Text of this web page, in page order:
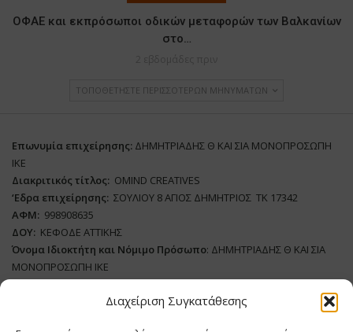
Διαχείριση Συγκατάθεσης
ΟΦΑΕ και εκπρόσωποι οδικών μεταφορών των Βαλκανίων
στο…
ΤΟΠΟΘΕΤΉΣΤΕ ΠΕΡΙΣΣΌΤΕΡΩΝ ΜΗΝΥΜΆΤΩΝ
Επωνυμία επιχείρησης: ΔΗΜΗΤΡΙΑΔΗΣ Θ ΚΑΙ ΣΙΑ ΜΟΝΟΠΡΟΣΩΠΗ
ΙΚΕ
Διακριτικός τίτλος: ΟΜΙΝD CREATIVES
‘Eδρα επιχείρησης: ΣΟΥΛΙΟΥ 8 ΑΓΙΟΣ ΔΗΜΗΤΡΙΟΣ ΤΚ 17342
ΑΦΜ: 998908635
ΔΟΥ: ΚΕΦΟΔΕ ΑΤΤΙΚΗΣ
Όνομα Ιδιοκτήτη και Νόμιμο Πρόσωπο: ΔΗΜΗΤΡΙΑΔΗΣ Θ ΚΑΙ ΣΙΑ
ΜΟΝΟΠΡΟΣΩΠΗ ΙΚΕ
Διευθυντής Σύνταξης:ΒΛΑΔΙΜΗΡΟΥ ΧΡΙΣΤΙΝΑ